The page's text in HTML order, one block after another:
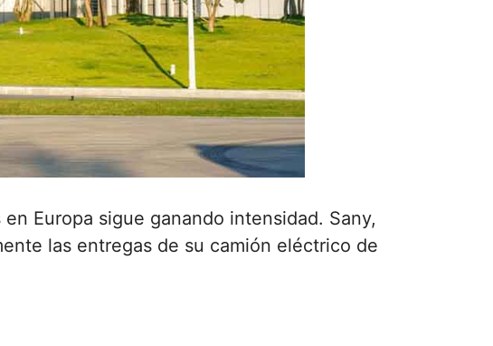
Europa sigue ganando intensidad. Sany,
las entregas de su camión eléctrico de